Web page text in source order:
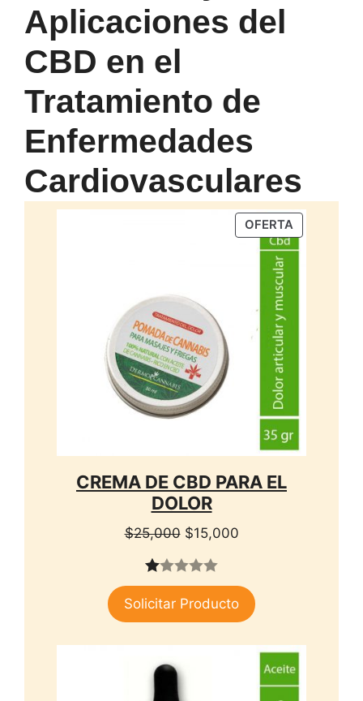
Aplicaciones del
CBD en el
Tratamiento de
Enfermedades
Cardiovasculares
OFERTAPRODUCTO
EN
CREMA DE CBD PARA EL
DOLOR
$25,000 El
original
$25,000.
$15,000El
es:
$15,000.
1.
00
Solicitar Producto